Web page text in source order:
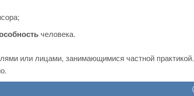
человека.
или лицами, занимающимися частной практикой.